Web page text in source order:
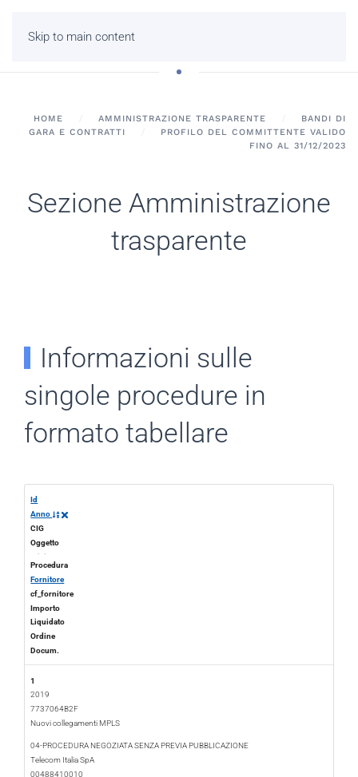
Skip to main content
HOME AMMINISTRAZIONE TRASPARENTE
BANDI DI
GARA E CONTRATTI
PROFILO DEL COMMITTENTE VALIDO
FINO AL 31/12/2023
Sezione Amministrazione
trasparente
Informazioni sulle
singole procedure in
formato tabellare
Id
Anno
CIG
Oggetto
Inizio
Fine
Procedura
Fornitore
cf_fornitore
Importo
Liquidato
Ordine
Docum.
1
2019
7737064B2F
Nuovi collegamenti MPLS
2019-05-07
04-PROCEDURA NEGOZIATA SENZA PREVIA PUBBLICAZIONE
Telecom Italia SpA
00488410010